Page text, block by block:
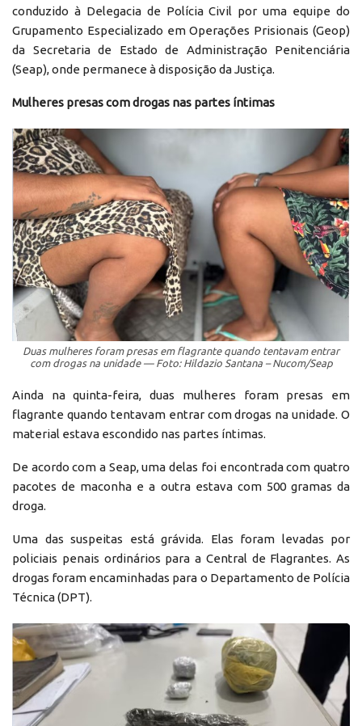
conduzido à Delegacia de Polícia Civil por uma equipe do
Grupamento Especializado em Operações Prisionais (Geop)
da Secretaria de Estado de Administração Penitenciária
(Seap), onde permanece à disposição da Justiça.
Mulheres presas com drogas nas partes íntimas
Duas mulheres foram presas em flagrante quando tentavam entrar
com drogas na unidade — Foto: Hildazio Santana – Nucom/Seap
Ainda na quinta-feira, duas mulheres foram presas em
flagrante quando tentavam entrar com drogas na unidade. O
material estava escondido nas partes íntimas.
De acordo com a Seap, uma delas foi encontrada com quatro
pacotes de maconha e a outra estava com 500 gramas da
droga.
Uma das suspeitas está grávida. Elas foram levadas por
policiais penais ordinários para a Central de Flagrantes. As
drogas foram encaminhadas para o Departamento de Polícia
Técnica (DPT).